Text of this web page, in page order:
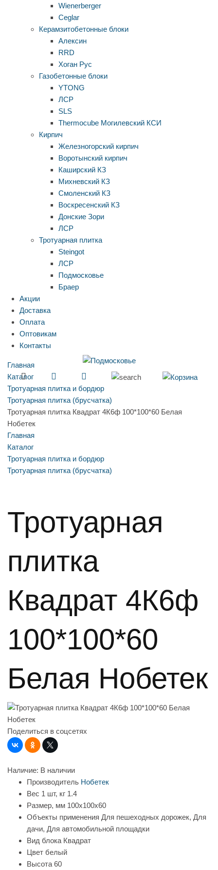
Wienerberger
Ceglar
Керамзитобетонные блоки
Алексин
RRD
Хоган Рус
Газобетонные блоки
YTONG
ЛСР
SLS
Thermocube Могилевский КСИ
Кирпич
Железногорский кирпич
Воротынский кирпич
Каширский КЗ
Михневский КЗ
Смоленский КЗ
Воскресенский КЗ
Донские Зори
ЛСР
Тротуарная плитка
Steingot
ЛСР
Подмосковье
Браер
Акции
Доставка
Оплата
Оптовикам
Контакты
Главная
Каталог
Тротуарная плитка и бордюр
Тротуарная плитка (брусчатка)
Тротуарная плитка Квадрат 4К6ф 100*100*60 Белая
Нобетек
Главная
Каталог
Тротуарная плитка и бордюр
Тротуарная плитка (брусчатка)
Тротуарная
плитка
Квадрат 4К6ф
100*100*60
Белая Нобетек
Поделиться в соцсетях
Наличие: В наличии
Производитель Нобетек
Вес 1 шт, кг 1.4
Размер, мм 100x100x60
Объекты применения Для пешеходных дорожек, Для
дачи, Для автомобильной площадки
Вид блока Квадрат
Цвет белый
Высота 60